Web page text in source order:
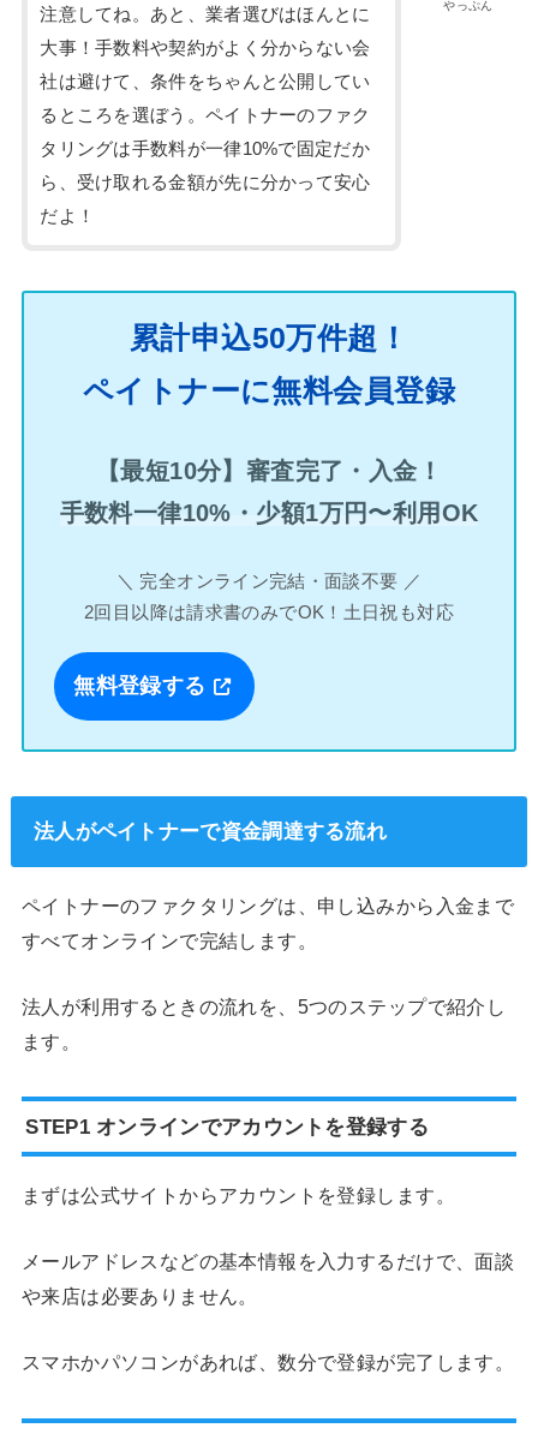
やっぷん
注意してね。あと、業者選びはほんとに
大事！手数料や契約がよく分からない会
社は避けて、条件をちゃんと公開してい
るところを選ぼう。ペイトナーのファク
タリングは手数料が一律10%で固定だか
ら、受け取れる金額が先に分かって安心
だよ！
累計申込50万件超！
ペイトナーに無料会員登録
【最短10分】審査完了・入金！
手数料一律10%・少額1万円〜利用OK
＼ 完全オンライン完結・面談不要 ／
2回目以降は請求書のみでOK！土日祝も対応
無料登録する
法人がペイトナーで資金調達する流れ
ペイトナーのファクタリングは、申し込みから入金まで
すべてオンラインで完結します。
法人が利用するときの流れを、5つのステップで紹介し
ます。
STEP1 オンラインでアカウントを登録する
まずは公式サイトからアカウントを登録します。
メールアドレスなどの基本情報を入力するだけで、面談
や来店は必要ありません。
スマホかパソコンがあれば、数分で登録が完了します。